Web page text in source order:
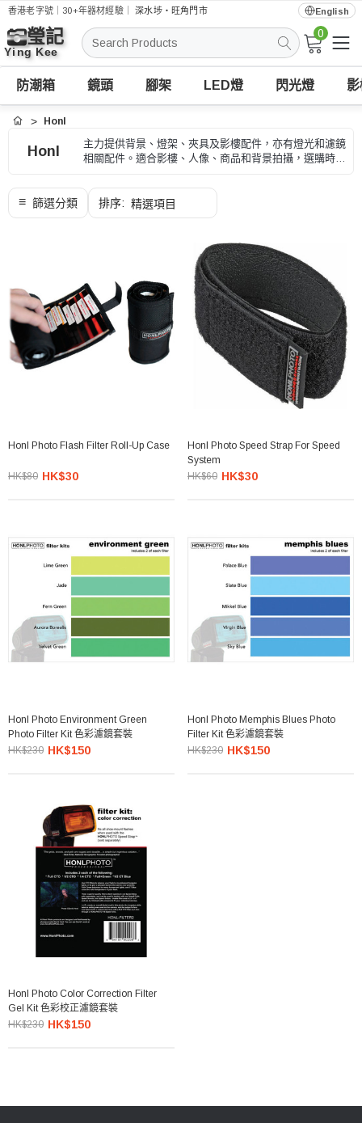
香港老字號｜30+年器材經驗｜深水埗・旺角門市 English
搜
索
0
防潮箱 鏡頭 腳架 LED燈 閃光燈
首頁 Honl
Honl
主力提供背景、燈架、夾具及影樓配件，亦有燈光和濾鏡
相關配件。適合影樓、人像、商品和背景拍攝，選購時可
Honl Photo Flash Filter Roll-Up Case
HK$80 HK$30
Honl Photo Speed Strap For Speed
System
HK$60 HK$30
Honl Photo Environment Green
Photo Filter Kit 色彩濾鏡套裝
HK$230 HK$150
Honl Photo Memphis Blues Photo
Filter Kit 色彩濾鏡套裝
HK$230 HK$150
Honl Photo Color Correction Filter
Gel Kit 色彩校正濾鏡套裝
HK$230 HK$150